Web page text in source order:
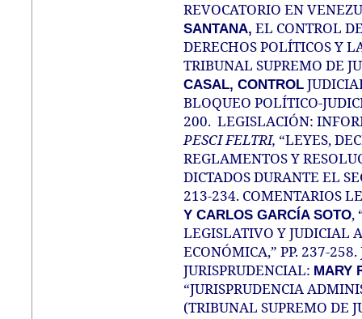
REVOCATORIO EN
SANTANA, EL CONTROL
DERECHOS POLÍTICOS Y
TRIBUNAL SUPREMO DE
CASAL, CONTROL
BLOQUEO POLÍTICO-
200. LEGISLACIÓN:
PESCI FELTRI, “LEYES,
REGLAMENTOS Y
DICTADOS DURANTE EL
213-234. COMENTARIOS
Y CARLOS GARCÍA SOTO,
LEGISLATIVO Y JUDICIAL
ECONÓMICA,” PP. 237-
JURISPRUDENCIAL: MARY
“JURISPRUDENCIA
(TRIBUNAL SUPREMO DE